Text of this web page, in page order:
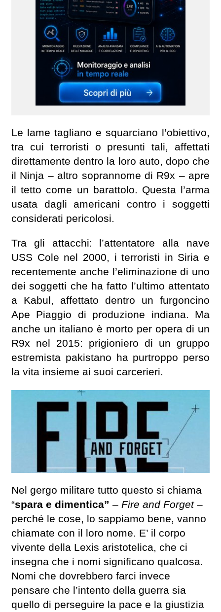
Le lame tagliano e squarciano l’obiettivo,
tra cui terroristi o presunti tali, affettati
direttamente dentro la loro auto, dopo che
il Ninja – altro soprannome di R9x – apre
il tetto come un barattolo. Questa l’arma
usata dagli americani contro i soggetti
considerati pericolosi.
Tra gli attacchi: l’attentatore alla nave
USS Cole nel 2000, i terroristi in Siria e
recentemente anche l’eliminazione di uno
dei soggetti che ha fatto l’ultimo attentato
a Kabul, affettato dentro un furgoncino
Ape Piaggio di produzione indiana. Ma
anche un italiano è morto per opera di un
R9x nel 2015: prigioniero di un gruppo
estremista pakistano ha purtroppo perso
la vita insieme ai suoi carcerieri.
Nel gergo militare tutto questo si chiama
“spara e dimentica” – Fire and Forget –
perché le cose, lo sappiamo bene, vanno
chiamate con il loro nome. E’ il corpo
vivente della Lexis aristotelica, che ci
insegna che i nomi significano qualcosa.
Nomi che dovrebbero farci invece
pensare che l’intento della guerra sia
quello di perseguire la pace e la giustizia